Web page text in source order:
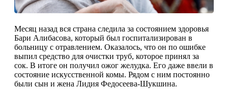
Месяц назад вся страна следила за состоянием здоровья
Бари Алибасова, который был госпитализирован в
больницу с отравлением. Оказалось, что он по ошибке
выпил средство для очистки труб, которое принял за
сок. В итоге он получил ожог желудка. Его даже ввели в
состояние искусственной комы. Рядом с ним постоянно
были сын и жена Лидия Федосеева-Шукшина.